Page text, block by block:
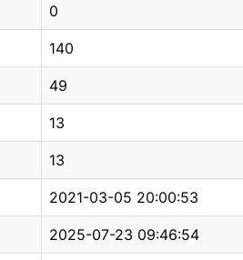
0
140
49
13
13
2021-03-05 20:00:53
2025-07-23 09:46:54